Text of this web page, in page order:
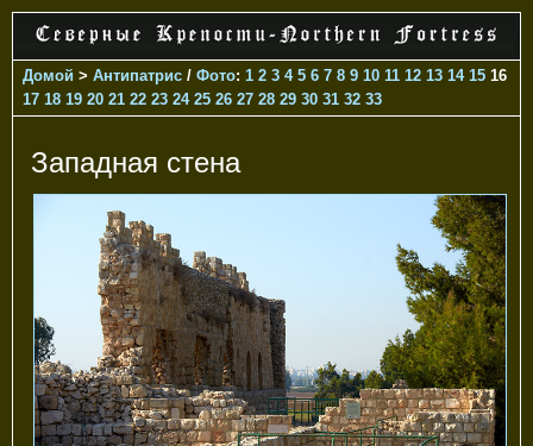
Домой > Антипатрис / Фото: 1 2 3 4 5 6 7 8 9 10 11 12 13 14 15 16
17 18 19 20 21 22 23 24 25 26 27 28 29 30 31 32 33
Западная стена